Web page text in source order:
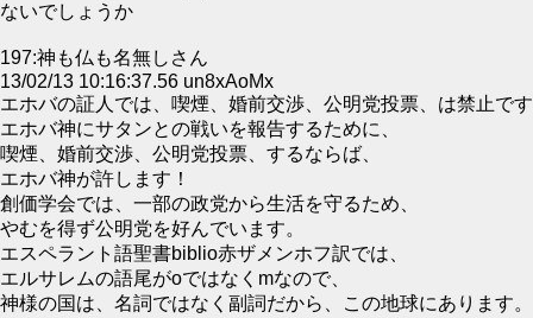
ないでしょうか
197:神も仏も名無しさん
13/02/13 10:16:37.56 un8xAoMx
エホバの証人では、喫煙、婚前交渉、公明党投票、は禁止で
エホバ神にサタンとの戦いを報告するために、
喫煙、婚前交渉、公明党投票、するならば、
エホバ神が許します！
創価学会では、一部の政党から生活を守るため、
やむを得ず公明党を好んでいます。
エスペラント語聖書biblio赤ザメンホフ訳では、
エルサレムの語尾がoではなくmなので、
神様の国は、名詞ではなく副詞だから、この地球にあります。